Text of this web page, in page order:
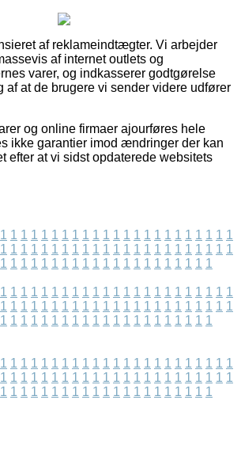
af reklameindtægter. Vi arbejder
af internet outlets og
varer, og indkasserer godtgørelse
af at de brugere vi sender videre udfører
og online firmaer ajourføres hele
ikke garantier imod ændringer der kan
efter at vi sidst opdaterede websitets
1 1 1 1 1 1 1 1 1 1 1 1 1 1 1 1 1 1 1 1 1 1 1
1 1 1 1 1 1 1 1 1 1 1 1 1 1 1 1 1 1 1 1 1 1 1
1 1 1 1 1 1 1 1 1 1 1 1 1 1 1 1 1 1 1 1 1
1 1 1 1 1 1 1 1 1 1 1 1 1 1 1 1 1 1 1 1 1 1 1
1 1 1 1 1 1 1 1 1 1 1 1 1 1 1 1 1 1 1 1 1 1 1
1 1 1 1 1 1 1 1 1 1 1 1 1 1 1 1 1 1 1 1 1
1 1 1 1 1 1 1 1 1 1 1 1 1 1 1 1 1 1 1 1 1 1 1
1 1 1 1 1 1 1 1 1 1 1 1 1 1 1 1 1 1 1 1 1 1 1
1 1 1 1 1 1 1 1 1 1 1 1 1 1 1 1 1 1 1 1 1